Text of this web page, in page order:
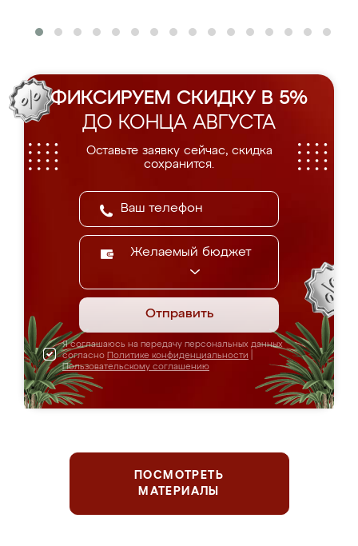
ФИКСИРУЕМ СКИДКУ В 5%
ДО КОНЦА АВГУСТА
Оставьте заявку сейчас, скидка
сохранится.
Желаемый бюджет
Отправить
Я соглашаюсь на передачу персональных данных
согласно Политике конфиденциальности
Пользовательскому соглашению
ПОСМОТРЕТЬ
МАТЕРИАЛЫ